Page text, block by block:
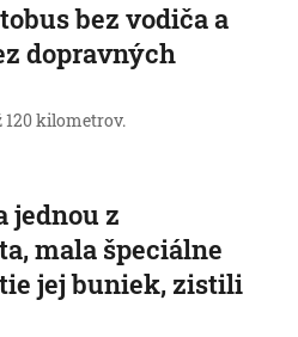
bez vodiča a
dopravných
120 kilometrov.
jednou z
mala špeciálne
jej buniek, zistili